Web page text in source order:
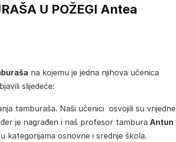
U POŽEGI Antea
na kojemu je jedna njihova učenica
slijedeće:
tamburaša. Naši učenici osvojili su vrijedne
je nagrađen i naš profesor tambura Antun
kategorijama osnovne i srednje škola.